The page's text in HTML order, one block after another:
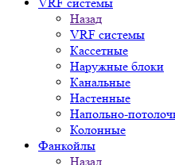
Назад
VRF системы
Кассетные
Наружные блоки
Канальные
Настенные
Напольно-
Колонные
Фанкойлы
Назад